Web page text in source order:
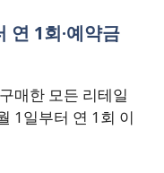
연 1회·예약금
매한 모든 리테일
1일부터 연 1회 이